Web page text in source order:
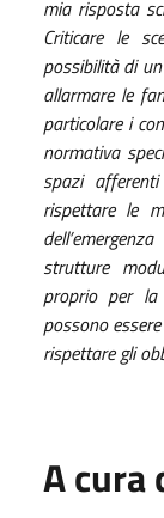
mia risposta
Criticare le
possibilità di
allarmare le
particolare i
normativa
spazi
rispettare le
strutture
proprio per la
possono
rispettare gli
A cura